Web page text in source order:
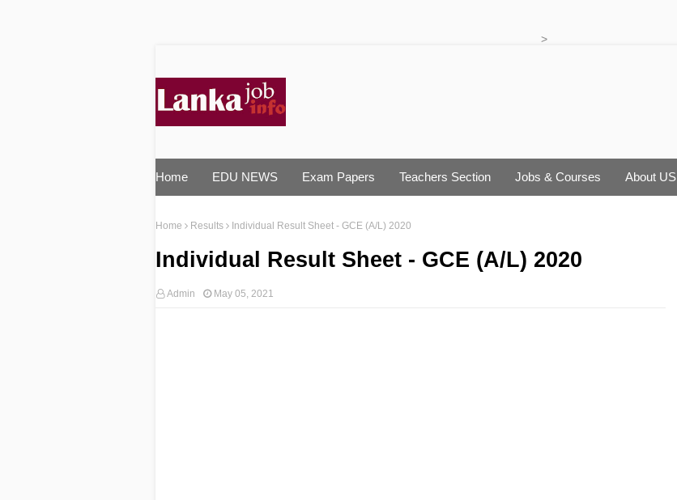
>
Home EDU NEWS Exam Papers Teachers Section Jobs & Courses About US
Home Results Individual Result Sheet - GCE (A/L) 2020
Individual Result Sheet - GCE (A/L) 2020
Admin May 05, 2021